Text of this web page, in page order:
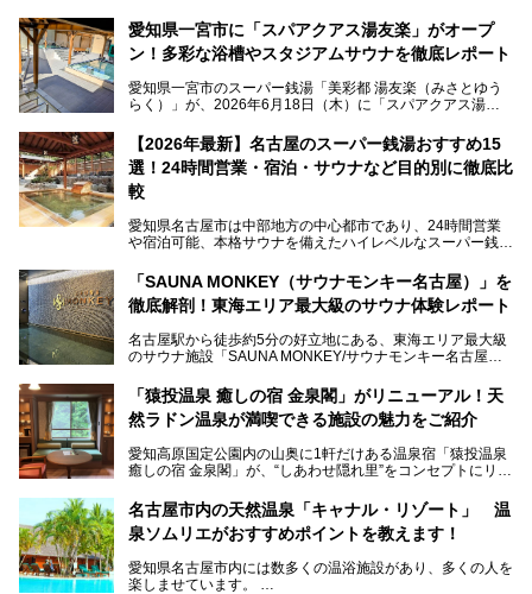
愛知県一宮市に「スパアクアス湯友楽」がオープ
ン！多彩な浴槽やスタジアムサウナを徹底レポート
愛知県一宮市のスーパー銭湯「美彩都 湯友楽（みさとゆう
らく）」が、2026年6月18日（木）に「スパアクアス湯友
この地で30年にわたり愛され続けてきた施設だからこそ、
地元住民をはじめオープンを待ちわびている人も多いのでは
ないでしょうか。
老朽化した設備の補修を機に、2年前からじっくり構想を練
ってきたというだけあって、館内の充実度は想像以上。
以前の4倍に拡張したという露天エリアや10の浴槽、40人収
容の巨大なスタジアムサウナに、岩盤浴やリラクゼーション
までまるごと楽しめる施設に生まれ変わりました。
今回は、全面リニューアルして新しくなった「スパアクアス
【2026年最新】名古屋のスーパー銭湯おすすめ15
選！24時間営業・宿泊・サウナなど目的別に徹底比
較
愛知県名古屋市は中部地方の中心都市であり、24時間営業
や宿泊可能、本格サウナを備えたハイレベルなスーパー銭湯
そのため、「日々の仕事の疲れを心身ともにリセットした
い」「休日に時間を忘れて1日中ダラダラ過ごしたい」「コ
くある点が魅力です！
お好みの温泉施設を見つけて楽しんでくださいね。
「SAUNA MONKEY（サウナモンキー名古屋）」を
徹底解剖！東海エリア最大級のサウナ体験レポート
名古屋駅から徒歩約5分の好立地にある、東海エリア最大級
のサウナ施設「SAUNA MONKEY/サウナモンキー名古屋」
「名古屋駅周辺ってサウナが少ないよね」という声をよく耳
にするだけあり、アクセスの良さにも胸が高鳴ります。
今回は普段は男性専用となっているパブリックサウナが、女
さっそく取材してきました！
「猿投温泉 癒しの宿 金泉閣」がリニューアル！天
然ラドン温泉が満喫できる施設の魅力をご紹介
愛知高原国定公園内の山奥に1軒だけある温泉宿「猿投温泉
癒しの宿 金泉閣」が、“しあわせ隠れ里”をコンセプトにリニ
天然ラドン温泉が堪能できるお風呂や、新設・改装された客
室、地元の食材と温泉水で作られたお料理……。
ご紹介します。
名古屋市内の天然温泉「キャナル・リゾート」 温
泉ソムリエがおすすめポイントを教えます！
愛知県名古屋市内には数多くの温浴施設があり、多くの人を
楽しませています。